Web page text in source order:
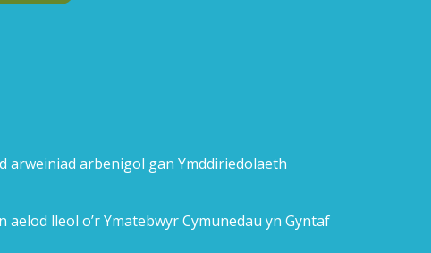
arweiniad arbenigol gan Ymddiriedolaeth
lleol o’r Ymatebwyr Cymunedau yn Gyntaf